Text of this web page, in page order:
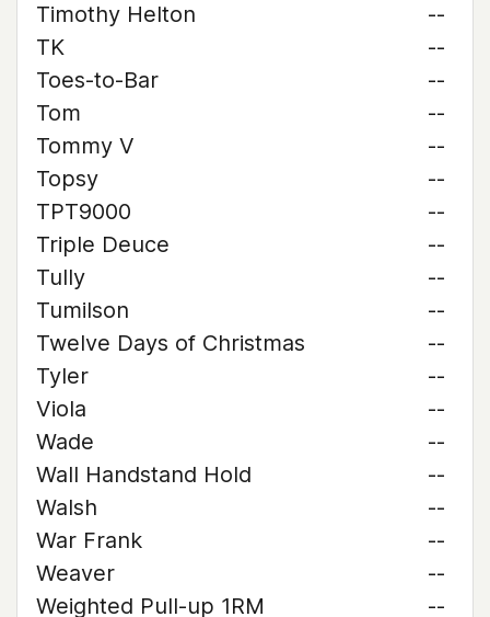
Timothy Helton
--
TK
--
Toes-to-Bar
--
Tom
--
Tommy V
--
Topsy
--
TPT9000
--
Triple Deuce
--
Tully
--
Tumilson
--
Twelve Days of Christmas
--
Tyler
--
Viola
--
Wade
--
Wall Handstand Hold
--
Walsh
--
War Frank
--
Weaver
--
Weighted Pull-up 1RM
--